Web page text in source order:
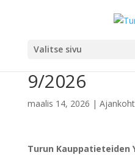
Valitse sivu
9/2026
maalis 14, 2026 |
Turun Kauppatieteiden